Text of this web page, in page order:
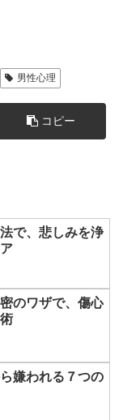
男性心理
コピー
で、悲しみを浄
のワザで、傷心
嫌われる７つの